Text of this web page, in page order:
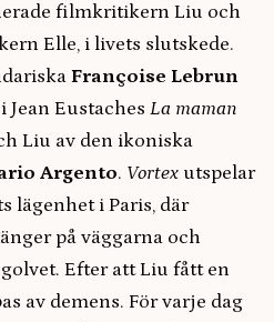
filmkritikern Liu och
Elle, i livets slutskede.
Françoise Lebrun
Jean Eustaches La maman
Liu av den ikoniska
Argento. Vortex utspelar
lägenhet i Paris, där
på väggarna och
Efter att Liu fått en
av demens. För varje dag